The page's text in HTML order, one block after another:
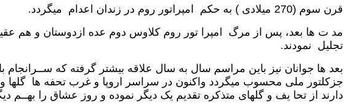
قرن سوم (270 میلادی ) به حکم امپراتور روم در زندان اعدام میگردد.
تجلیل نمودند.
دارند از تحا یف و گلهای متذکره تقدیم یک دیگر نموده و روز عشاق را بهــم